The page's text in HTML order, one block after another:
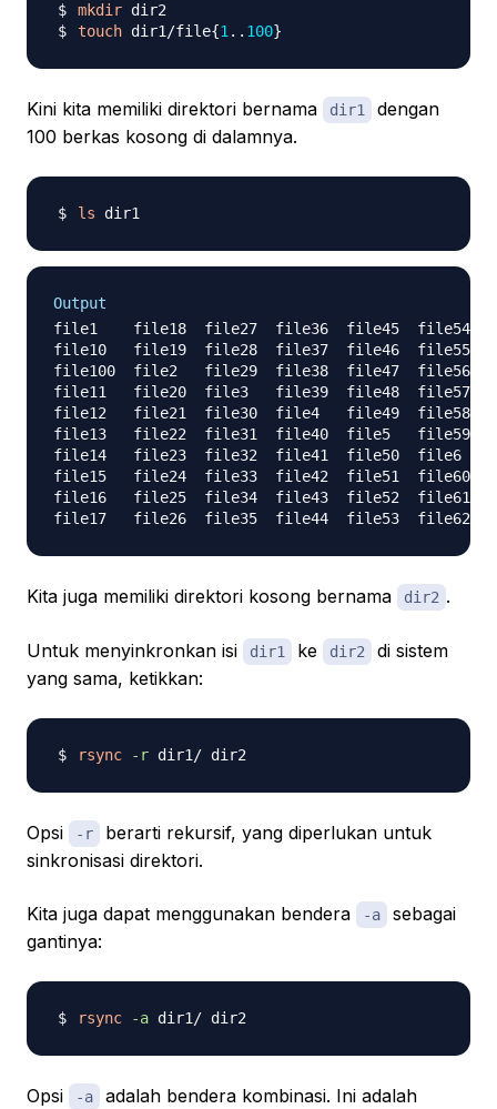
mkdir
touch dir1/file{1.. 100}
Kini kita memiliki direktori bernama dir1
dengan
100 berkas kosong di dalamnya.
ls
Output
file1    file18  file27  file36  file45  file54
file10   file19  file28  file37  file46  file55
file100  file2   file29  file38  file47  file56
file11   file20  file3   file39  file48  file57
file12   file21  file30  file4   file49  file58
file13   file22  file31  file40  file5   file59
file14   file23  file32  file41  file50  file6
file15   file24  file33  file42  file51  file60
file16   file25  file34  file43  file52  file61
Kita juga memiliki direktori kosong bernama dir2 .
Untuk menyinkronkan isi dir1 ke dir2
di sistem
yang sama, ketikkan:
rsync -r
Opsi -r
berarti rekursif, yang diperlukan untuk
sinkronisasi direktori.
Kita juga dapat menggunakan bendera -a
sebagai
gantinya:
rsync -a
Opsi -a
adalah bendera kombinasi. Ini adalah